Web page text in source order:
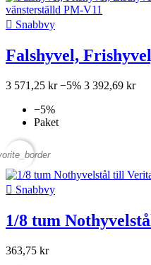
 Snabbvy
Falshyvel,
3 571,25 kr −5% 3 392,69 kr
−5%
Paket
 Snabbvy
1/8 tum
363,75 kr